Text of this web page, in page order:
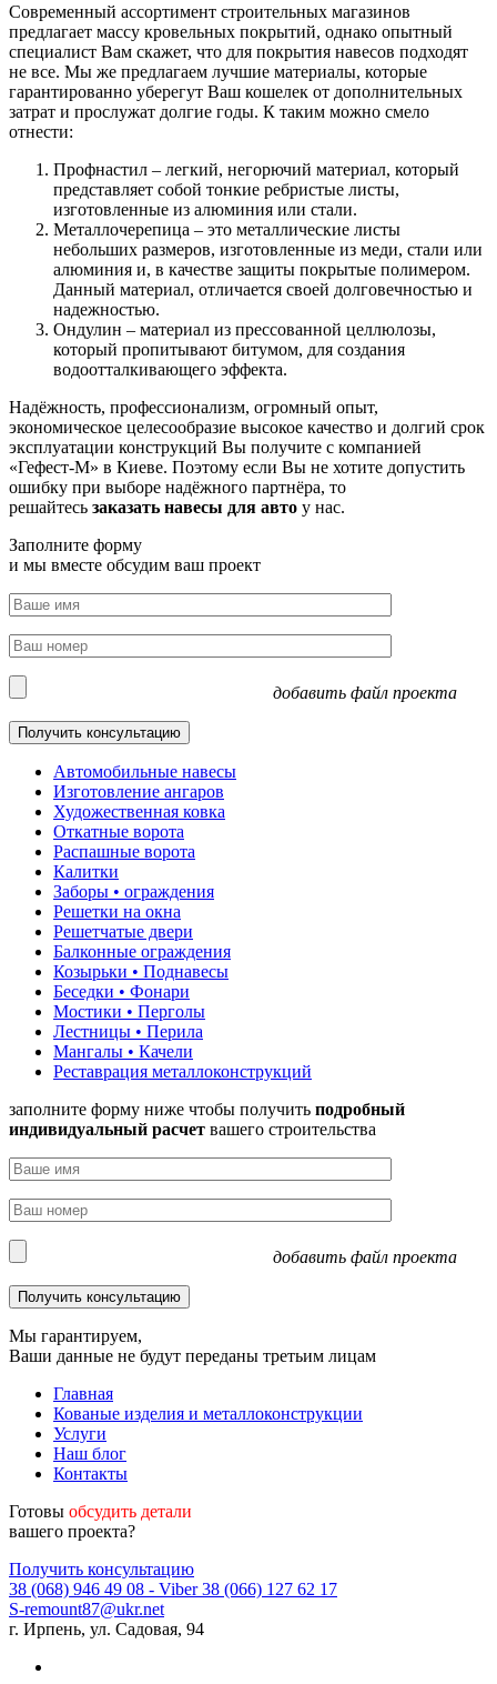
Современный ассортимент строительных магазинов
предлагает массу кровельных покрытий, однако опытный
специалист Вам скажет, что для покрытия навесов подходят
не все. Мы же предлагаем лучшие материалы, которые
гарантированно уберегут Ваш кошелек от дополнительных
затрат и прослужат долгие годы. К таким можно смело
отнести:
Профнастил – легкий, негорючий материал, который
представляет собой тонкие ребристые листы,
изготовленные из алюминия или стали.
Металлочерепица – это металлические листы
небольших размеров, изготовленные из меди, стали или
алюминия и, в качестве защиты покрытые полимером.
Данный материал, отличается своей долговечностью и
надежностью.
Ондулин – материал из прессованной целлюлозы,
который пропитывают битумом, для создания
водоотталкивающего эффекта.
Надёжность, профессионализм, огромный опыт,
экономическое целесообразие высокое качество и долгий срок
эксплуатации конструкций Вы получите с компанией
«Гефест-М» в Киеве. Поэтому если Вы не хотите допустить
ошибку при выборе надёжного партнёра, то
решайтесь заказать навесы для авто у нас.
Заполните форму
и мы вместе обсудим ваш проект
добавить файл проекта
Автомобильные навесы
Изготовление ангаров
Художественная ковка
Откатные ворота
Распашные ворота
Калитки
Заборы • ограждения
Решетки на окна
Решетчатые двери
Балконные ограждения
Козырьки • Поднавесы
Беседки • Фонари
Мостики • Перголы
Лестницы • Перила
Мангалы • Качели
Реставрация металлоконструкций
заполните форму ниже чтобы получить подробный
индивидуальный расчет вашего строительства
добавить файл проекта
Мы гарантируем,
Ваши данные не будут переданы третьим лицам
Главная
Кованые изделия и металлоконструкции
Услуги
Наш блог
Контакты
Готовы обсудить детали
вашего проекта?
Получить консультацию
38 (068) 946 49 08 - Viber 38 (066) 127 62 17
S-remount87@ukr.net
г. Ирпень, ул. Садовая, 94